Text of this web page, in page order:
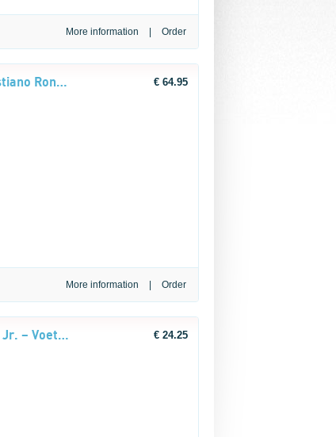
More information
LEGO® Editions Football 43016 Cristiano Ronaldo – Voetballegende € 64.95
More information
LEGO® Editions Football 43027 Vini Jr. – Voetbalhoogtepunten € 24.25